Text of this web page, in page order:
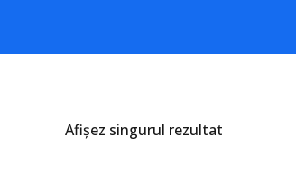
Afișez singurul rezultat